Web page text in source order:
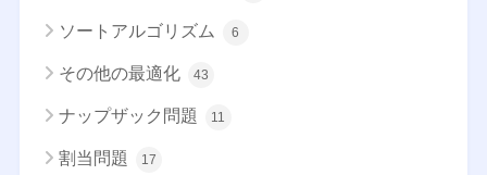
ソートアルゴリズム 6
その他の最適化 43
ナップザック問題 11
割当問題 17